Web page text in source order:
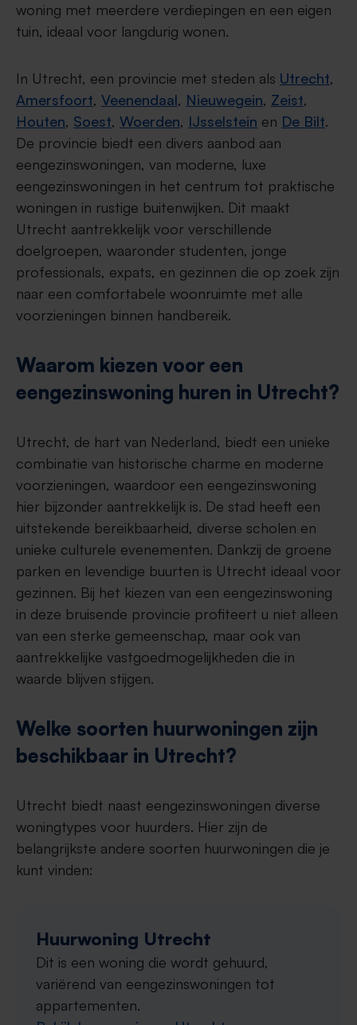
woning met meerdere verdiepingen en een eigen
tuin, ideaal voor langdurig wonen.
In Utrecht, een provincie met steden als Utrecht,
Amersfoort, Veenendaal, Nieuwegein, Zeist,
Houten, Soest, Woerden, IJsselstein en De Bilt.
De provincie biedt een divers aanbod aan
eengezinswoningen, van moderne, luxe
eengezinswoningen in het centrum tot praktische
woningen in rustige buitenwijken. Dit maakt
Utrecht aantrekkelijk voor verschillende
doelgroepen, waaronder studenten, jonge
professionals, expats, en gezinnen die op zoek zijn
naar een comfortabele woonruimte met alle
voorzieningen binnen handbereik.
Waarom kiezen voor een
eengezinswoning huren in Utrecht?
Utrecht, de hart van Nederland, biedt een unieke
combinatie van historische charme en moderne
voorzieningen, waardoor een eengezinswoning
hier bijzonder aantrekkelijk is. De stad heeft een
uitstekende bereikbaarheid, diverse scholen en
unieke culturele evenementen. Dankzij de groene
parken en levendige buurten is Utrecht ideaal voor
gezinnen. Bij het kiezen van een eengezinswoning
in deze bruisende provincie profiteert u niet alleen
van een sterke gemeenschap, maar ook van
aantrekkelijke vastgoedmogelijkheden die in
waarde blijven stijgen.
Welke soorten huurwoningen zijn
beschikbaar in Utrecht?
Utrecht biedt naast eengezinswoningen diverse
woningtypes voor huurders. Hier zijn de
belangrijkste andere soorten huurwoningen die je
kunt vinden:
Huurwoning Utrecht
Dit is een woning die wordt gehuurd,
variërend van eengezinswoningen tot
appartementen.